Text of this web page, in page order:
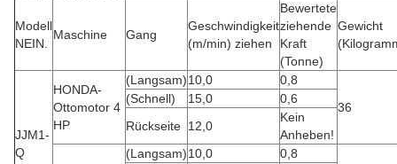
Modell
NEIN.
Maschine Gang
Geschwindigkeit
(m/min) ziehen
Bewertete
ziehende
Kraft
(Tonne)
Gewicht
JJM1-
Q
HONDA-
Ottomotor 4
HP
(Langsam)10,0
0,8
36
(Schnell) 15,0
0,6
Rückseite 12,0
Kein
Anheben!
(Langsam)10,0
0,8